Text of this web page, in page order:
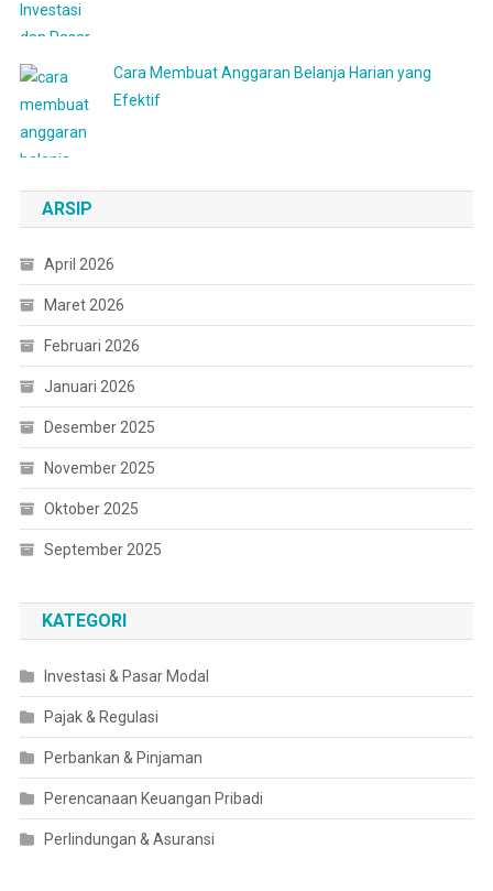
Cara Membuat Anggaran Belanja Harian yang
Efektif
ARSIP
April 2026
Maret 2026
Februari 2026
Januari 2026
Desember 2025
November 2025
Oktober 2025
September 2025
KATEGORI
Investasi & Pasar Modal
Pajak & Regulasi
Perbankan & Pinjaman
Perencanaan Keuangan Pribadi
Perlindungan & Asuransi